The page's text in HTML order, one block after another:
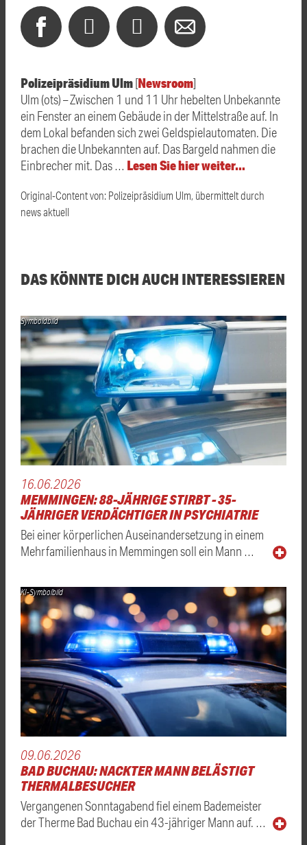
Polizeipräsidium Ulm[Newsroom]
Ulm (ots) – Zwischen 1 und 11 Uhr hebelten Unbekannte
ein Fenster an einem Gebäude in der Mittelstraße auf. In
dem Lokal befanden sich zwei Geldspielautomaten. Die
brachen die Unbekannten auf. Das Bargeld nahmen die
Einbrecher mit. Das … Lesen Sie hier weiter…
Original-Content von: Polizeipräsidium Ulm, übermittelt durch
news aktuell
DAS KÖNNTE DICH AUCH INTERESSIEREN
Symboldbild
16.06.2026
MEMMINGEN: 88-JÄHRIGE STIRBT - 35-
JÄHRIGER VERDÄCHTIGER IN PSYCHIATRIE
Bei einer körperlichen Auseinandersetzung in einem
Mehrfamilienhaus in Memmingen soll ein Mann …
KI-Symbolbild
09.06.2026
BAD BUCHAU: NACKTER MANN BELÄSTIGT
THERMALBESUCHER
Vergangenen Sonntagabend fiel einem Bademeister
der Therme Bad Buchau ein 43-jähriger Mann auf. …